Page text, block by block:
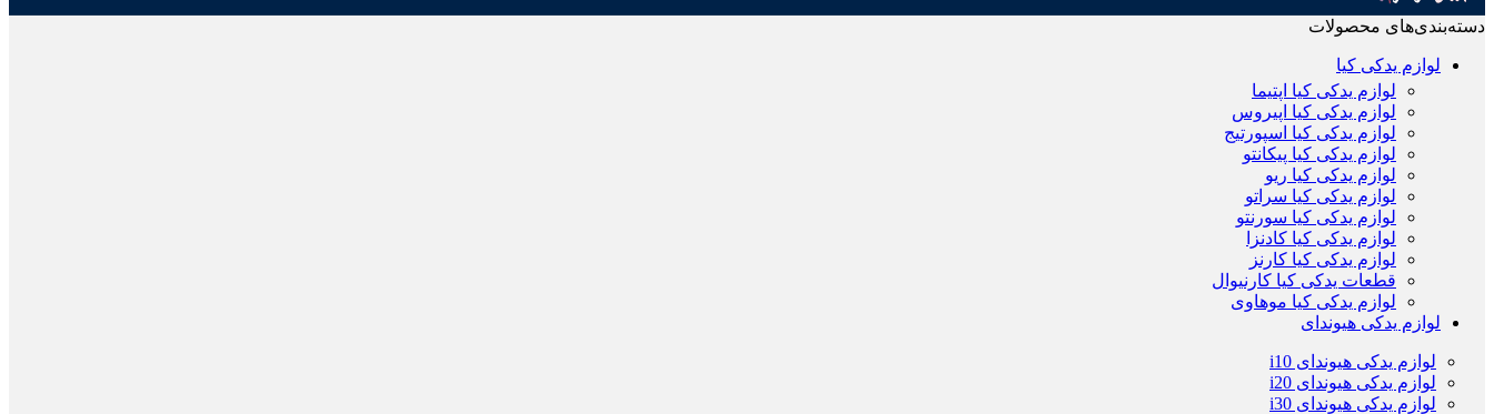
دسته‌بندی‌های محصولات
لوازم یدکی کیا
لوازم یدکی کیا اپتیما
لوازم یدکی کیا اپیروس
لوازم یدکی کیا اسپورتیج
لوازم یدکی کیا پیکانتو
لوازم یدکی کیا ریو
لوازم یدکی کیا سراتو
لوازم یدکی کیا سورنتو
لوازم یدکی کیا کادنزا
لوازم یدکی کیا کارنز
قطعات یدکی کیا کارنیوال
لوازم یدکی کیا موهاوی
لوازم یدکی هیوندای
لوازم یدکی هیوندای i10
لوازم یدکی هیوندای i20
لوازم یدکی هیوندای i30